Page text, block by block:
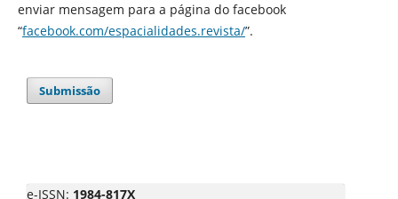
enviar mensagem para a página do facebook
“facebook.com/espacialidades.revista/”.
Submissão
e-ISSN: 1984-817X